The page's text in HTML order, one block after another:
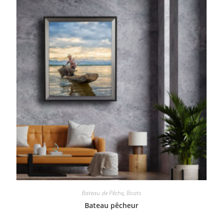
Bateau de Pêche, Boats
Bateau pêcheur